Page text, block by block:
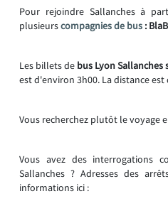
Pour rejoindre Sallanches à
plusieurscompagnies de bus :
Les billets de bus Lyon Sallanches
est d'environ 3h00. La distance est
Vous recherchez plutôt le voyage
Vous avez des interrogations
Sallanches ? Adresses des
informations ici :